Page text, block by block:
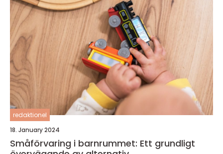
redaktionel
18. January 2024
Småförvaring i barnrummet: Ett grundligt